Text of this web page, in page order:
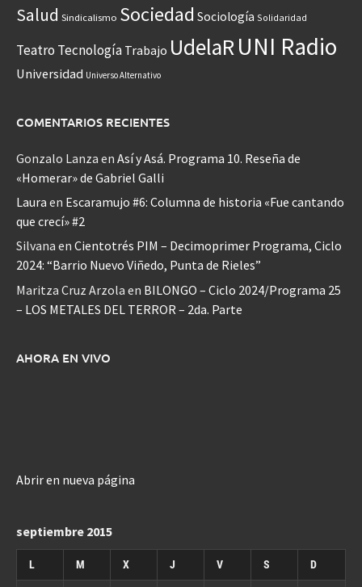
Salud Sindicalismo Sociedad Sociología Solidaridad
Teatro Tecnología Trabajo UdelaR UNI Radio
Universidad Universo Alternativo
COMENTARIOS RECIENTES
Gonzalo Lanza en Así y Asá. Programa 10. Reseña de
«Homerar» de Gabriel Galli
Laura en Escaramujo #6: Columna de historia «Fue cantando
que crecí» #2
Silvana en Cientotrés PIM – Decimoprimer Programa, Ciclo
2024: “Barrio Nuevo Viñedo, Punta de Rieles”
Maritza Cruz Arzola en BILONGO – Ciclo 2024/Programa 25
– LOS METALES DEL TERROR – 2da. Parte
AHORA EN VIVO
Abrir en nueva página
septiembre 2015
L M X J V S D